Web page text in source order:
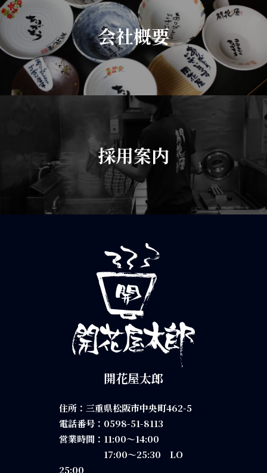
会社概要
採用案内
開花屋太郎
住所：三重県松阪市中央町462-5
電話番号： 0598-51-8113
営業時間：11:00～14:00
17:00～25:30 LO
25:00